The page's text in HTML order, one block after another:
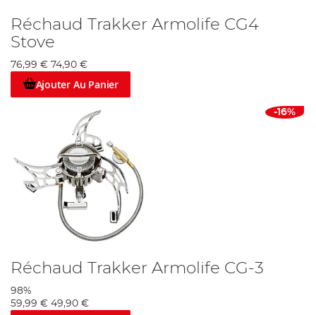
Réchaud Trakker Armolife CG4
Stove
76,99 € 74,90 €
Ajouter Au Panier
-16%
Réchaud Trakker Armolife CG-3
98%
59,99 € 49,90 €